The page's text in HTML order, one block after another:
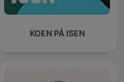
KOEN PÅ ISEN